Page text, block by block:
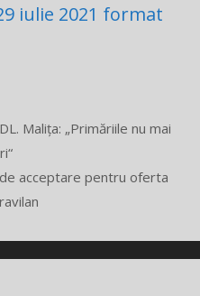
iulie 2021 format
Malița: „Primăriile nu mai
acceptare pentru oferta